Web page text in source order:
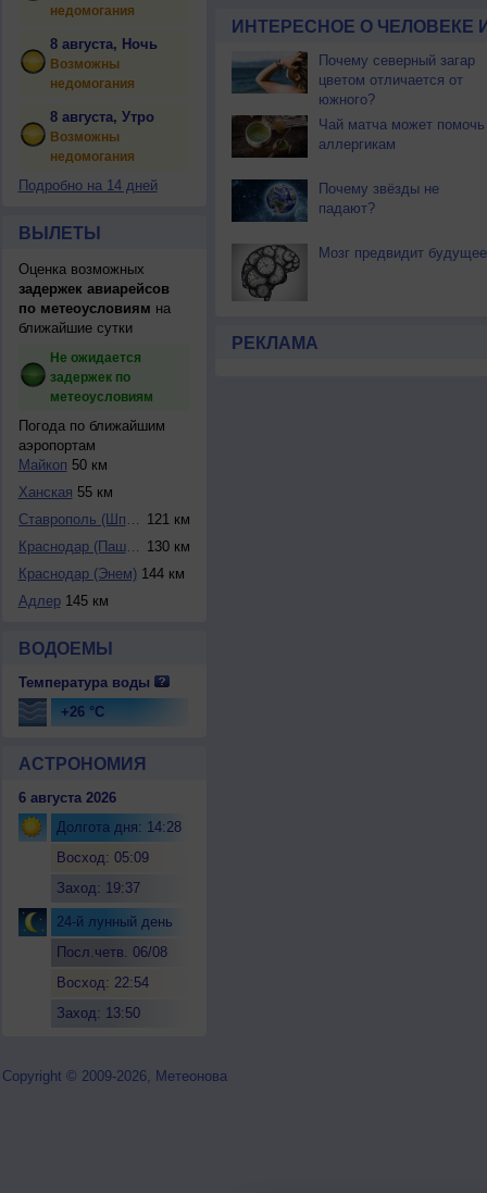
недомогания
8 августа, Ночь
Возможны
недомогания
8 августа, Утро
Возможны
недомогания
Подробно на 14 дней
ВЫЛЕТЫ
Оценка возможных
задержек авиарейсов
по метеоусловиям на
ближайшие сутки
Не ожидается
задержек по
метеоусловиям
Погода по ближайшим
аэропортам
Майкоп 50 км
Ханская 55 км
Ставрополь (Шпако... 121 км
Краснодар (Пашков... 130 км
Краснодар (Энем)144 км
Адлер145 км
ВОДОЕМЫ
Температура воды
+26 °C
АСТРОНОМИЯ
6 августа 2026
Долгота дня: 14:28
Восход: 05:09
Заход: 19:37
24-й лунный день
Посл.четв. 06/08
Восход: 22:54
Заход: 13:50
ИНТЕРЕСНОЕ О ЧЕЛОВЕКЕ
Почему северный загар
цветом отличается от
южного?
Чай матча может помочь
аллергикам
Почему звёзды не
падают?
Мозг предвидит будущее
РЕКЛАМА
Copyright © 2009-2026, Метеонова